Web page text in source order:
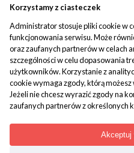
Popko - Centrum
ul. Piaskowa 1
42-700 Rusinowice
tel:+48 509 580 042
mail:biuro@popko.pl
Media
YouTube|Facebook|
Korzystamy z ciasteczek
Administrator stosuje pliki cookie w
funkcjonowania serwisu. Może
oraz zaufanych partnerów w celach
szczególności w celu dopasowania
użytkowników. Korzystanie z
cookie wymaga zgody, którą
Jeżeli nie chcesz wyrazić zgody na
zaufanych partnerów z określonych
można wycofać w każdym
cookie. Możliwość edycji zgód
Akceptuj